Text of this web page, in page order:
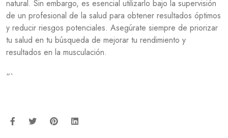
natural. Sin embargo, es esencial utilizarlo bajo la supervisión
de un profesional de la salud para obtener resultados óptimos
y reducir riesgos potenciales. Asegúrate siempre de priorizar
tu salud en tu búsqueda de mejorar tu rendimiento y
resultados en la musculación.
“`